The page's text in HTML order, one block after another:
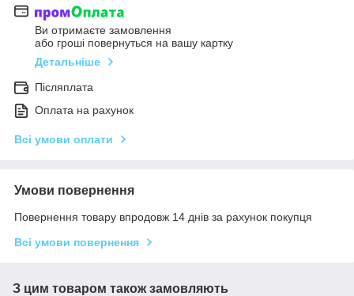
Ви отримаєте замовлення
або гроші повернуться на вашу картку
Детальніше
Післяплата
Оплата на рахунок
Всі умови оплати
Умови повернення
Повернення товару впродовж 14 днів за рахунок покупця
Всі умови повернення
З цим товаром також замовляють